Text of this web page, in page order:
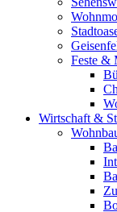
Feste &
Wirtschaft &